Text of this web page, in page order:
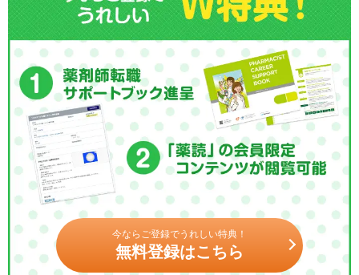
今ならご登録でうれしい特典！
無料登録はこちら